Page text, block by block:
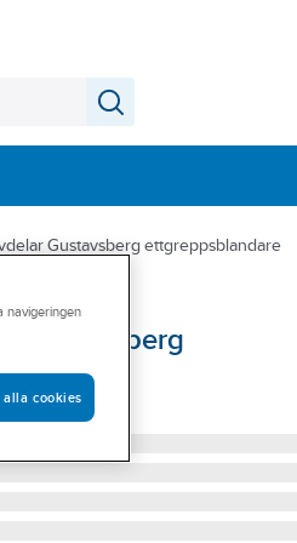
Gustavsberg ettgreppsblandare
Gustavsberg
LÅG PIP
navigeringen
alla cookies